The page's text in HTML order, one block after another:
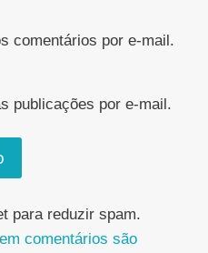
comentários por e-mail.
publicações por e-mail.
para reduzir spam.
comentários são